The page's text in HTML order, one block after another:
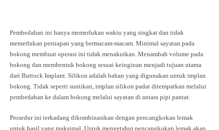
Pembedahan ini hanya memerlukan waktu yang singkat dan tidak
memerlukan persiapan yang bermacam-macam. Minimal sayatan pada
bokong membuat operasi ini tidak menakutkan. Menambah volume pada
bokong dan membentuk bokong sesuai keinginan menjadi tujuan utama
dari Buttock Implant. Silikon adalah bahan yang digunakan untuk implan
bokong. Tidak seperti suntikan, implan silikon padat ditempatkan melalui
pembedahan ke dalam bokong melalui sayatan di antara pipi pantat.
Prosedur ini terkadang dikombinasikan dengan pencangkokan lemak
untuk hasil yang maksimal. Untuk mengetahui pencangkokan lemak akan